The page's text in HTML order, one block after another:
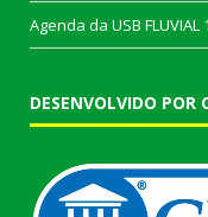
Agenda da USB FLUVIAL
DESENVOLVIDO POR